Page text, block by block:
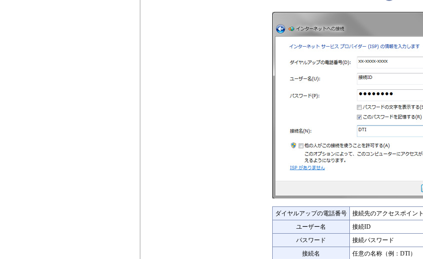
ダイヤルアップの電話番号
接続先のアクセスポイント
ユーザー名
接続ID
パスワード
接続パスワード
接続名
任意の名称（例：DTI）